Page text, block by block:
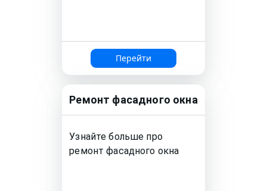
Перейти
Ремонт фасадного окна
Узнайте больше про
ремонтфасадного окна